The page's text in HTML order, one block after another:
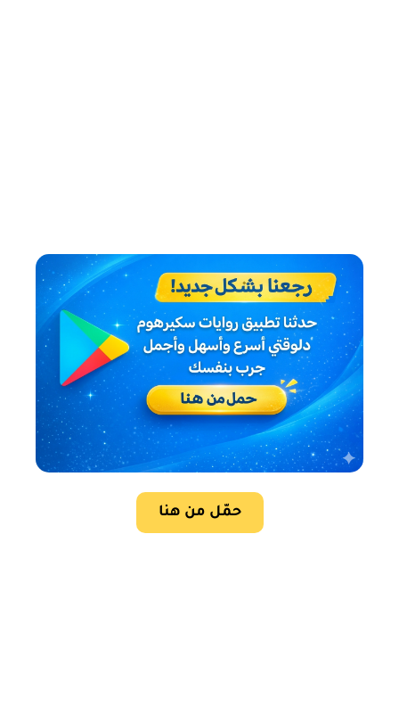
حمّل من هنا